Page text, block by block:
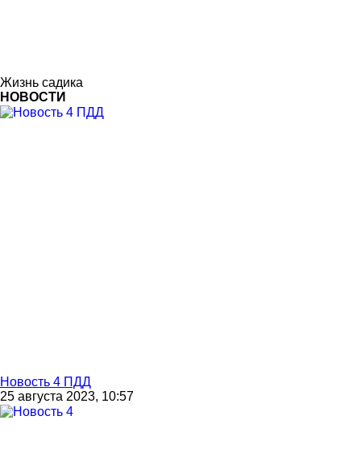
Жизнь садика
НОВОСТИ
Новость 4 ПДД
25 августа 2023, 10:57